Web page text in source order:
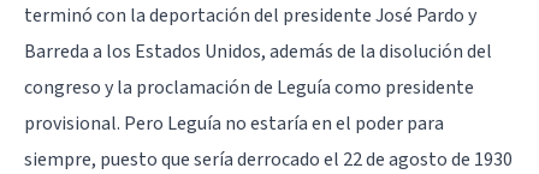
terminó con la deportación del presidente José Pardo y
Barreda a los Estados Unidos, además de la disolución del
congreso y la proclamación de Leguía como presidente
provisional. Pero Leguía no estaría en el poder para
siempre, puesto que sería derrocado el 22 de agosto de 1930